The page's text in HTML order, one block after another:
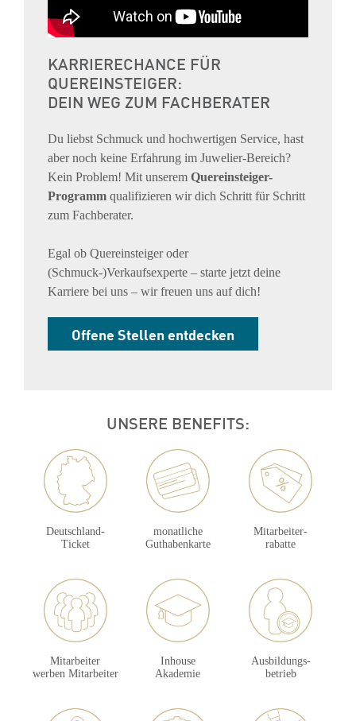
KARRIERECHANCE FÜR
QUEREINSTEIGER:
DEIN WEG ZUM FACHBERATER
Du liebst Schmuck und hochwertigen Service, hast
aber noch keine Erfahrung im Juwelier-Bereich?
Kein Problem! Mit unserem Quereinsteiger-
Programm qualifizieren wir dich Schritt für Schritt
zum Fachberater.
Egal ob Quereinsteiger oder
(Schmuck-)Verkaufsexperte – starte jetzt deine
Karriere bei uns – wir freuen uns auf dich!
Offene Stellen entdecken
UNSERE BENEFITS:
Deutschland-
Ticket
monatliche
Guthabenkarte
Mitarbeiter-
rabatte
Mitarbeiter
werben Mitarbeiter
Inhouse
Akademie
Ausbildungs-
betrieb